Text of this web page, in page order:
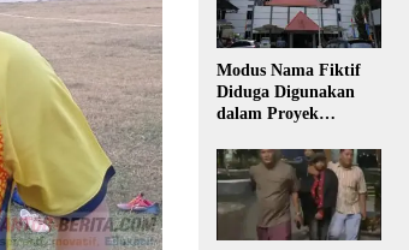
Modus Nama Fiktif
Diduga Digunakan
dalam Proyek